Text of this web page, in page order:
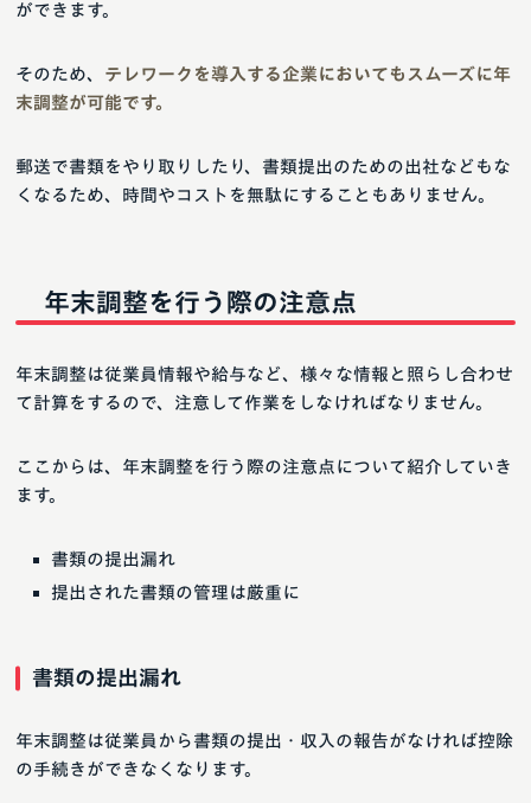
ができます。
そのため、 テレワークを導入する企業においてもスムーズに年
末調整が可能です。
郵送で書類をやり取りしたり、書類提出のための出社などもな
くなるため、時間やコストを無駄にすることもありません。
年末調整を行う際の注意点
年末調整は従業員情報や給与など、様々な情報と照らし合わせ
て計算をするので、注意して作業をしなければなりません。
ここからは、年末調整を行う際の注意点について紹介していき
ます。
書類の提出漏れ
提出された書類の管理は厳重に
書類の提出漏れ
年末調整は従業員から書類の提出・収入の報告がなければ控除
の手続きができなくなります。